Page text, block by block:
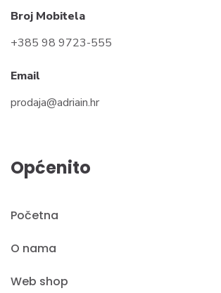
Broj Mobitela
+385 98 9723-555
Email
prodaja@adriain.hr
Općenito
Početna
O nama
Web shop